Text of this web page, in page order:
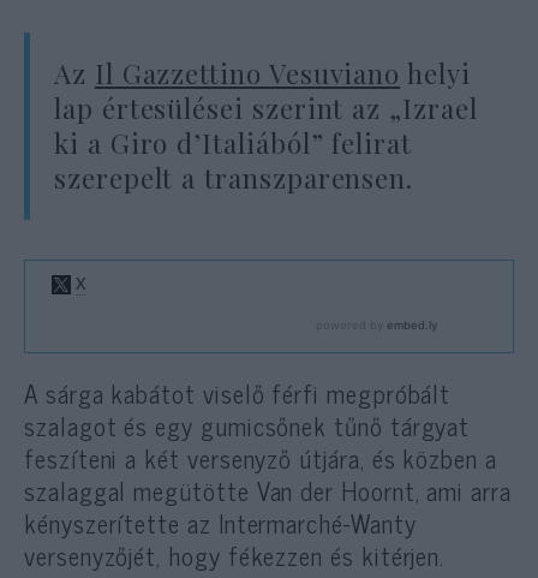
Az Il Gazzettino Vesuviano helyi
lap értesülései szerint az „Izrael
ki a Giro d’Italiából” felirat
szerepelt a transzparensen.
A sárga kabátot viselő férfi megpróbált
szalagot és egy gumicsőnek tűnő tárgyat
feszíteni a két versenyző útjára, és közben a
szalaggal megütötte Van der Hoornt, ami arra
kényszerítette az Intermarché-Wanty
versenyzőjét, hogy fékezzen és kitérjen.